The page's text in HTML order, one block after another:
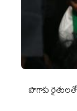
పొగాకు